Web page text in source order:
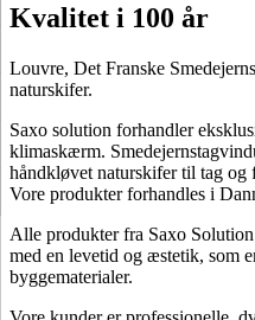
Kvalitet i 100 år
Louvre, Det Franske
naturskifer.
Saxo solution forhandler
klimaskærm.
håndkløvet naturskifer til tag og
Vore produkter forhandles i
Alle produkter fra Saxo
med en levetid og æstetik, som
byggematerialer.